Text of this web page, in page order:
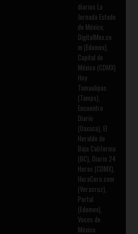
diarios La
Jornada Estado
de México,
DigitalMex.co
m (Edomex),
Capital de
México (CDMX)
Hoy
Tamaulipas
(Tamps),
Encuentro
Diario
(Oaxaca), El
Heraldo de
Baja California
(BC), Diario 24
Horas (CDMX),
HoraCero.com
(Veracruz),
Portal
(Edomex),
Voces de
México